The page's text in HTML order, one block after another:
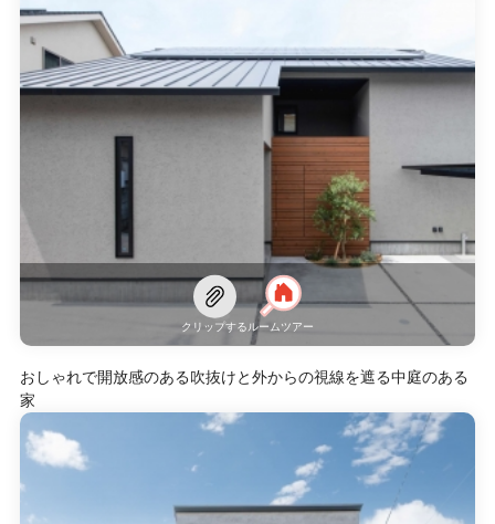
クリップする ルームツアー
おしゃれで開放感のある吹抜けと外からの視線を遮る中庭のある
家